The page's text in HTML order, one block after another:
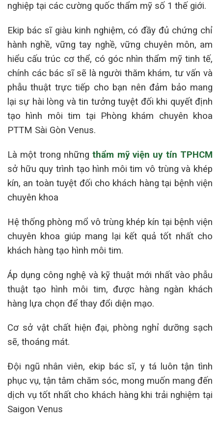
nghiệp tại các cường quốc thẩm mỹ số 1 thế giới.
Ekip bác sĩ giàu kinh nghiệm, có đầy đủ chứng chỉ
hành nghề, vững tay nghề, vững chuyên môn, am
hiểu cấu trúc cơ thể, có góc nhìn thẩm mỹ tinh tế,
chính các bác sĩ sẽ là người thăm khám, tư vấn và
phẫu thuật trực tiếp cho bạn nên đảm bảo mang
lại sự hài lòng và tin tưởng tuyệt đối khi quyết định
tạo hình môi tim tại Phòng khám chuyên khoa
PTTM Sài Gòn Venus.
Là một trong nhữngthẩm mỹ viện uy tín TPHCM
sở hữu quy trình tạo hình môi tim vô trùng và khép
kín, an toàn tuyệt đối cho khách hàng tại bệnh viện
chuyên khoa
Hệ thống phòng mổ vô trùng khép kín tại bệnh viện
chuyên khoa giúp mang lại kết quả tốt nhất cho
khách hàng tạo hình môi tim.
Áp dụng công nghệ và kỹ thuật mới nhất vào phẫu
thuật tạo hình môi tim, được hàng ngàn khách
hàng lựa chọn để thay đổi diện mạo.
Cơ sở vật chất hiện đại, phòng nghỉ dưỡng sạch
sẽ, thoáng mát.
Đội ngũ nhân viên, ekip bác sĩ, y tá luôn tận tình
phục vụ, tận tâm chăm sóc, mong muốn mang đến
dịch vụ tốt nhất cho khách hàng khi trải nghiệm tại
Saigon Venus